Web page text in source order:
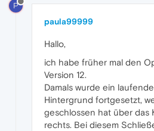
P
paula99999
Hallo,
ich habe früher mal den
Version 12.
Damals wurde ein
Hintergrund fortgesetzt,
geschlossen hat über das
rechts. Bei diesem